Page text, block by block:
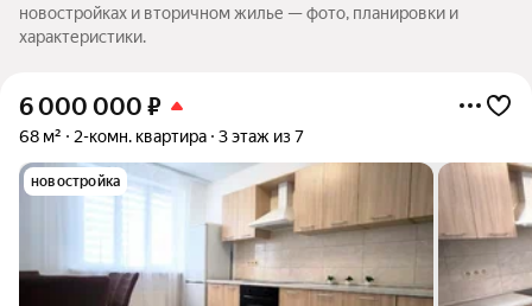
новостройках и вторичном жилье — фото, планировки и
характеристики.
6 000 000 ₽
68 м² 2-комн. квартира 3 этаж из 7
новостройка